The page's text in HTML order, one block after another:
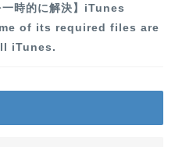
時的に解決】iTunes
of its required files are
iTunes.